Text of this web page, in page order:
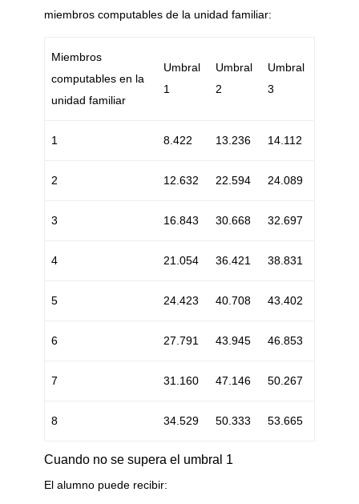
miembros computables de la unidad familiar:
Miembros
computables en la
unidad familiar
Umbral
1
Umbral
2
Umbral
3
1 8.422 13.236 14.112
2 12.632 22.594 24.089
3 16.843 30.668 32.697
4 21.054 36.421 38.831
5 24.423 40.708 43.402
6 27.791 43.945 46.853
7 31.160 47.146 50.267
8 34.529 50.333 53.665
Cuando no se supera el umbral 1
El alumno puede recibir: